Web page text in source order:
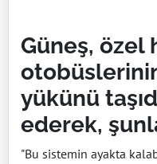
Güneş, özel
yükünü
ederek,
"Bu sistemin ayakta